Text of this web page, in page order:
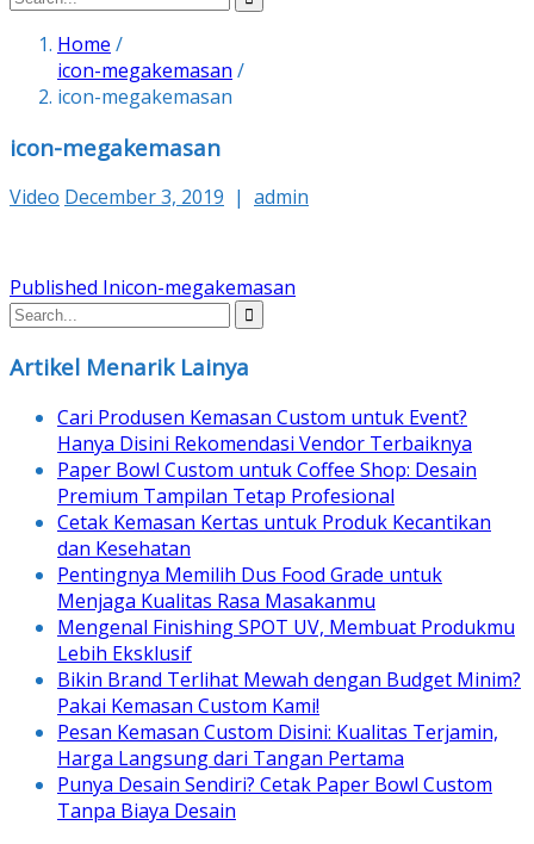
Home /
icon-megakemasan /
icon-megakemasan
icon-megakemasan
Video December 3, 2019 | admin
Post
navigation
Published Inicon-megakemasan
Artikel Menarik Lainya
Cari Produsen Kemasan Custom untuk Event?
Hanya Disini Rekomendasi Vendor Terbaiknya
Paper Bowl Custom untuk Coffee Shop: Desain
Premium Tampilan Tetap Profesional
Cetak Kemasan Kertas untuk Produk Kecantikan
dan Kesehatan
Pentingnya Memilih Dus Food Grade untuk
Menjaga Kualitas Rasa Masakanmu
Mengenal Finishing SPOT UV, Membuat Produkmu
Lebih Eksklusif
Bikin Brand Terlihat Mewah dengan Budget Minim?
Pakai Kemasan Custom Kami!
Pesan Kemasan Custom Disini: Kualitas Terjamin,
Harga Langsung dari Tangan Pertama
Punya Desain Sendiri? Cetak Paper Bowl Custom
Tanpa Biaya Desain